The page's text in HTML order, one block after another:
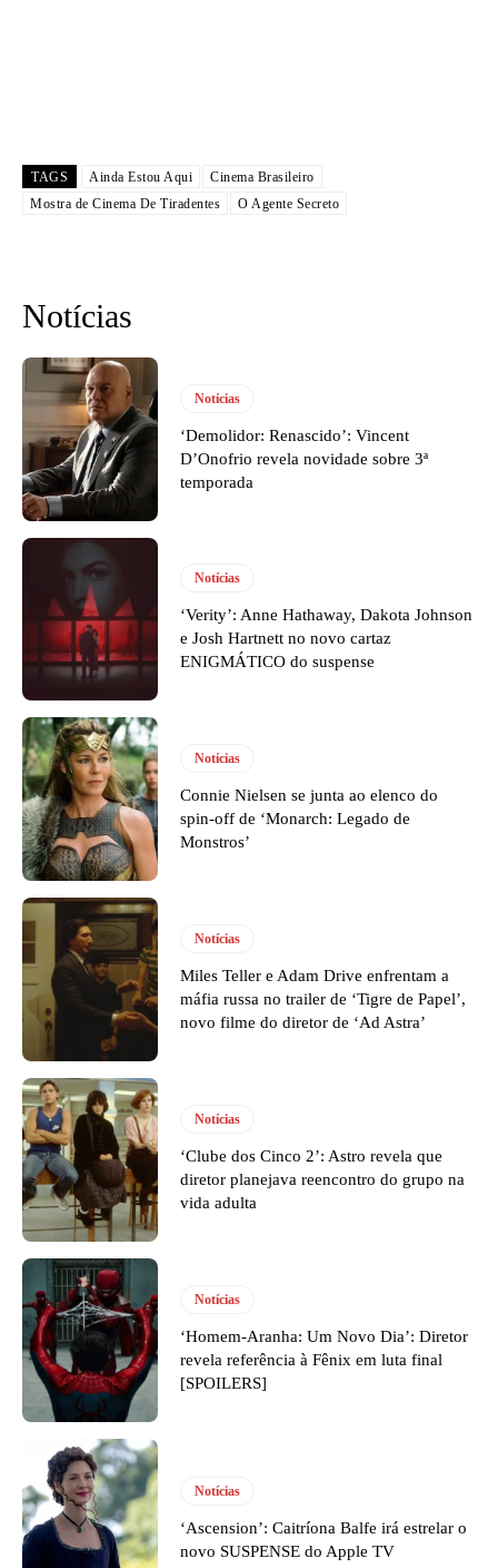
TAGS Ainda Estou Aqui
Cinema Brasileiro
Mostra de Cinema De Tiradentes
O Agente Secreto
Notícias
Notícias
‘Demolidor: Renascido’: Vincent
D’Onofrio revela novidade sobre 3ª
temporada
Notícias
‘Verity’: Anne Hathaway, Dakota Johnson
e Josh Hartnett no novo cartaz
ENIGMÁTICO do suspense
Notícias
Connie Nielsen se junta ao elenco do
spin-off de ‘Monarch: Legado de
Monstros’
Notícias
Miles Teller e Adam Drive enfrentam a
máfia russa no trailer de ‘Tigre de Papel’,
novo filme do diretor de ‘Ad Astra’
Notícias
‘Clube dos Cinco 2’: Astro revela que
diretor planejava reencontro do grupo na
vida adulta
Notícias
‘Homem-Aranha: Um Novo Dia’: Diretor
revela referência à Fênix em luta final
[SPOILERS]
Notícias
‘Ascension’: Caitríona Balfe irá estrelar o
novo SUSPENSE do Apple TV